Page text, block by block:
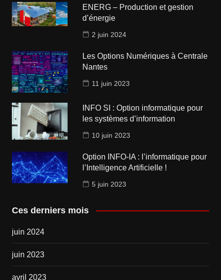
ENERG – Production et gestion
d’énergie
2 juin 2024
Les Options Numériques à Centrale
Nantes
11 juin 2023
INFO SI : Option informatique pour
les systèmes d’information
10 juin 2023
Option INFO-IA : l’informatique pour
l’Intelligence Artificielle !
5 juin 2023
Ces derniers mois
juin 2024
juin 2023
avril 2023